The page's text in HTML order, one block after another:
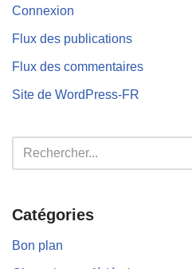
Connexion
Flux des publications
Flux des commentaires
Site de WordPress-FR
Catégories
Bon plan